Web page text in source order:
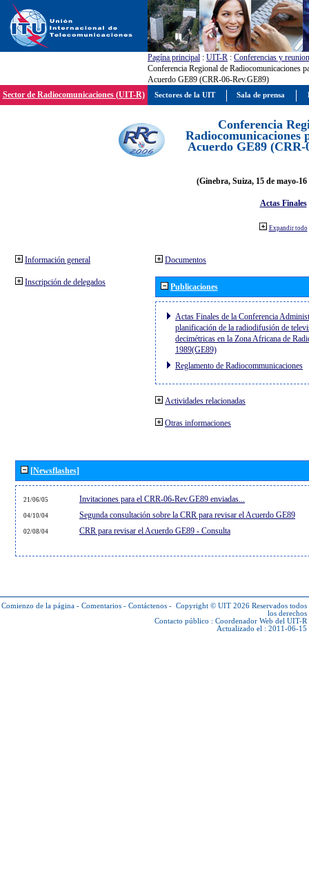
Pagína principal : UIT-R : Conferencias y
Conferencia Regional de Radiocomunicaciones
Acuerdo GE89 (CRR-06-Rev.GE89)
Sector de Radiocomunicaciones (UIT-R)
Conferencia
Radiocomunicaciones
Acuerdo GE89 (CRR-
(Ginebra, Suiza, 15 de mayo-
Actas Finales
Expandir todo
Información general
Inscripción de delegados
Documentos
Publicaciones
Actas Finales de la Conferencia
planificación de la radiodifusión de
decimétricas en la Zona Africana de
1989(GE89)
Reglamento de Radiocommunicaciones
Actividades relacionadas
Otras informaciones
[Newsflashes]
21/06/05 Invitaciones para el CRR-06-Rev.GE89 enviadas...
04/10/04 Segunda consultación sobre la CRR para revisar el Acuerdo GE89
02/08/04 CRR para revisar el Acuerdo GE89 - Consulta
Comienzo de la página - Comentarios - Contáctenos - Copyright © UIT 2026 Reservados todos
los derechos
Contacto público : Coordenador Web del UIT-R
Actualizado el : 2011-06-15
Sectores de la UIT Sala de prensa